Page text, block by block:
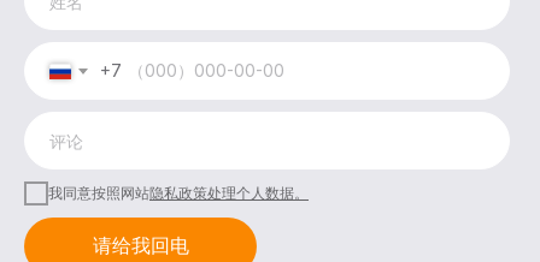
+7
我同意按照网站隐私政策处理个人数据。
请给我回电